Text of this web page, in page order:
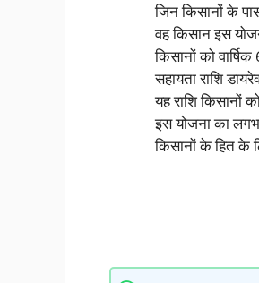
जिन किसानों के
वह किसान इस
किसानों को
सहायता राशि
यह राशि किसानों
इस योजना का
किसानों के हित के